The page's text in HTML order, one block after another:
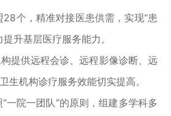
个，精准对接医患供需，实现“患
升基层医疗服务能力。
提供远程会诊、远程影像诊断、远
机构诊疗服务效能切实提高。
院一团队”的原则，组建多学科多